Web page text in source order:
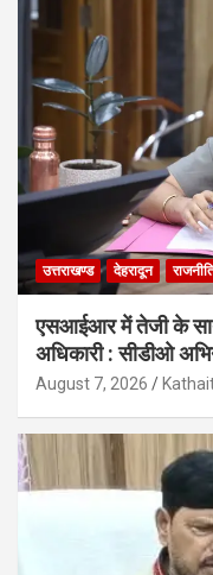
उत्तराखण्ड देहरादून
एसआईआर में तेजी के साथ
अधिकारी : सीडीओ
August 7, 2026